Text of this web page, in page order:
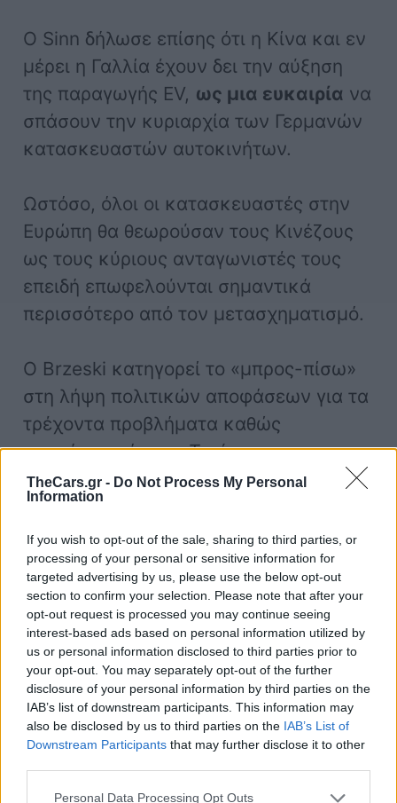
TheCars.gr - Do Not Process My Personal
Information
If you wish to opt-out of the sale, sharing to third parties, or
processing of your personal or sensitive information for
targeted advertising by us, please use the below opt-out
section to confirm your selection. Please note that after your
opt-out request is processed you may continue seeing
interest-based ads based on personal information utilized by
us or personal information disclosed to third parties prior to
your opt-out. You may separately opt-out of the further
disclosure of your personal information by third parties on the
IAB’s list of downstream participants. This information may
also be disclosed by us to third parties on the IAB’s List of
Downstream Participants that may further disclose it to other
Personal Data Processing Opt Outs
Ο Sinn δήλωσε επίσης ότι η Κίνα και εν
μέρει η Γαλλία έχουν δει την αύξηση
της παραγωγής EV, ως μια ευκαιρία να
σπάσουν την κυριαρχία των Γερμανών
κατασκευαστών αυτοκινήτων.
Ωστόσο, όλοι οι κατασκευαστές στην
Ευρώπη θα θεωρούσαν τους Κινέζους
ως τους κύριους ανταγωνιστές τους
επειδή επωφελούνται σημαντικά
περισσότερο από τον μετασχηματισμό.
Ο Brzeski κατηγορεί το «μπρος-πίσω»
στη λήψη πολιτικών αποφάσεων για τα
τρέχοντα προβλήματα καθώς
ερωτήματα όπως«Τι γίνεται με τους
κινητήρες εσωτερικής καύσης; Μένουν
ή όχι; Θα επεκταθεί η διορία ή όχι;»
προκαλούναβεβαιότητα. Μια
ιδιαίτερα «ατυχής απόφαση»,
πρόσθεσε, ήταν η απότομηκατάργηση
των επιδοτήσεων για τα EVαπό την
γερμανική κυβέρνηση στο τέλος του
2023.
Μπορεί να
αναστραφεί η